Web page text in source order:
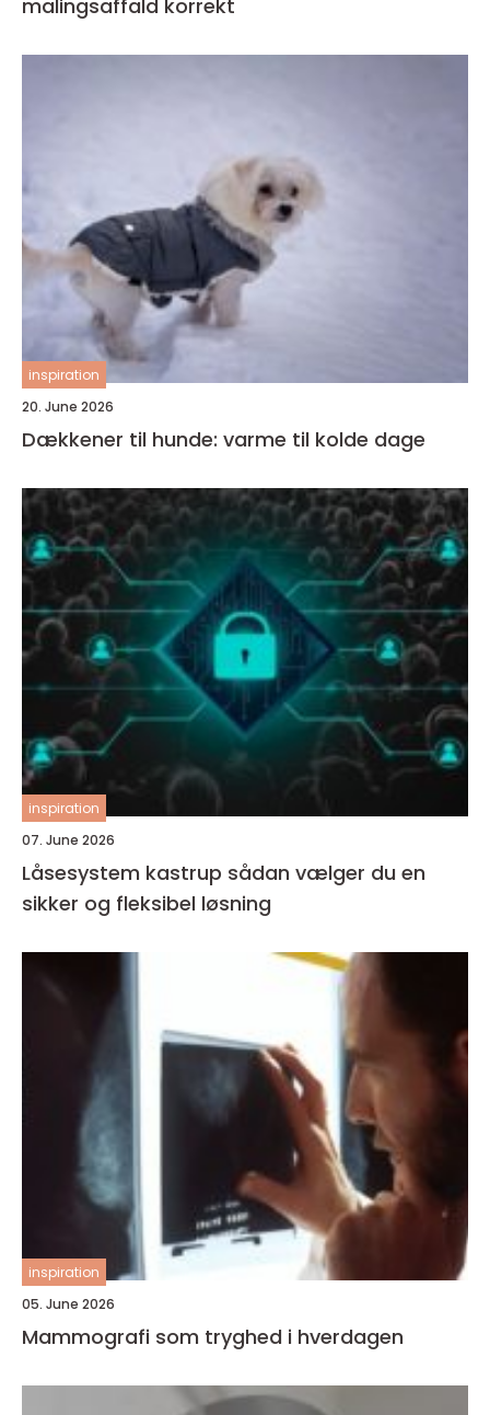
malingsaffald korrekt
inspiration
20. June 2026
Dækkener til hunde: varme til kolde dage
inspiration
07. June 2026
Låsesystem kastrup sådan vælger du en
sikker og fleksibel løsning
inspiration
05. June 2026
Mammografi som tryghed i hverdagen